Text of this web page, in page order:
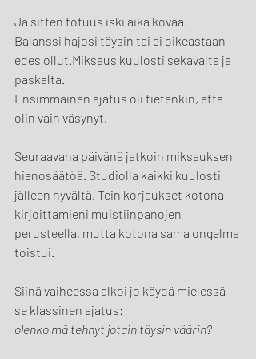
Ja sitten totuus iski aika kovaa.
Balanssi hajosi täysin tai ei oikeastaan
edes ollut.Miksaus kuulosti sekavalta ja
paskalta.
Ensimmäinen ajatus oli tietenkin, että
olin vain väsynyt.
Seuraavana päivänä jatkoin miksauksen
hienosäätöä. Studiolla kaikki kuulosti
jälleen hyvältä. Tein korjaukset kotona
kirjoittamieni muistiinpanojen
perusteella, mutta kotona sama ongelma
toistui.
Siinä vaiheessa alkoi jo käydä mielessä
se klassinen ajatus:
olenko mä tehnyt jotain täysin väärin?